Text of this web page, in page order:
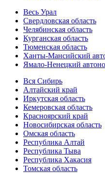
Весь Урал
Свердловская область
Челябинская область
Курганская область
Тюменская область
Ханты-Мансийский
Ямало-Ненецкий
Вся Сибирь
Алтайский край
Иркутская область
Кемеровская область
Красноярский край
Новосибирская область
Омская область
Республика Алтай
Республика Тыва
Республика Хакасия
Томская область